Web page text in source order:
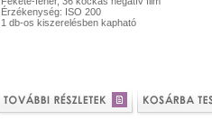
Érzékenység: ISO 200
1 db-os kiszerelésben kapható